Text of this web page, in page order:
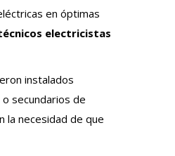
en óptimas
electricistas
instalados
secundarios de
la necesidad de que